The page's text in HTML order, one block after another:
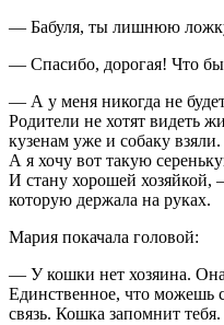
— Бабуля, ты лишнюю
— Спасибо, дорогая! Что
— А у меня никогда не
Родители не хотят видеть
кузенам уже и собаку
А я хочу вот такую
И стану хорошей хозяйкой,
которую держала на руках.
Мария покачала головой:
— У кошки нет хозяина.
Единственное, что можешь
связь. Кошка запомнит тебя.